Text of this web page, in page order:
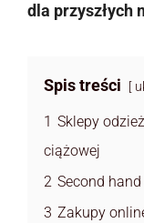
dla przyszłych
Spis treści
1 Sklepy
ciążowej
2 Second
3 Zakupy